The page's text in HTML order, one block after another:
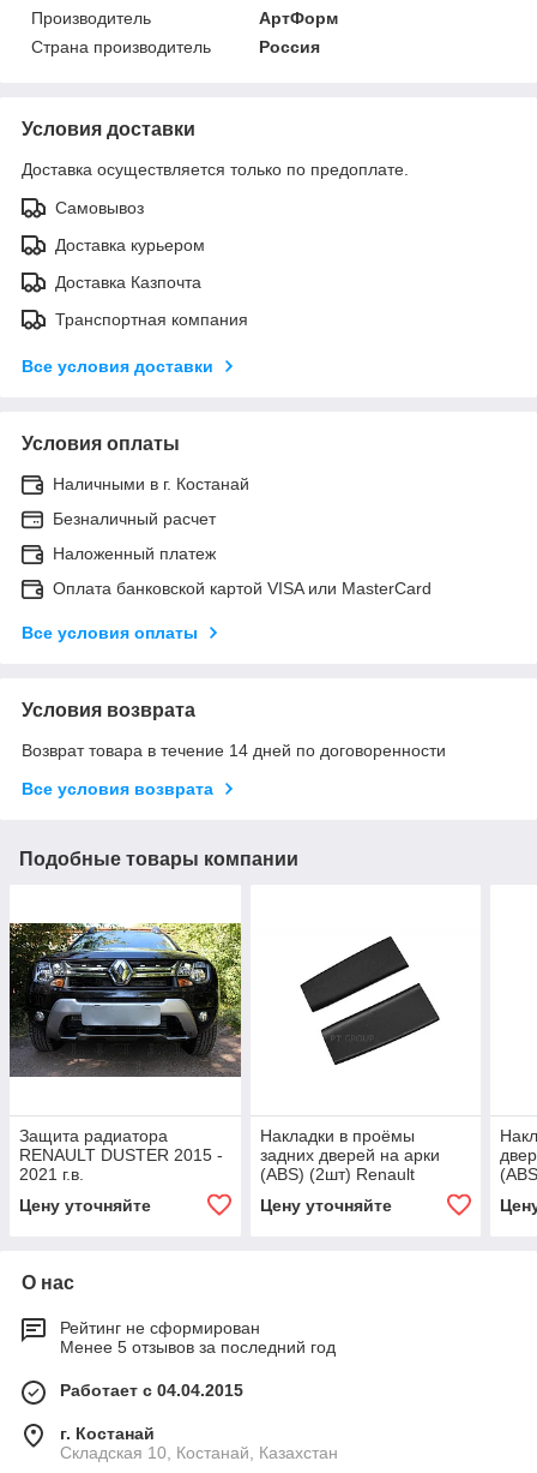
Производитель
АртФорм
Страна производитель
Россия
Условия доставки
Доставка осуществляется только по предоплате.
Самовывоз
Доставка курьером
Доставка Казпочта
Транспортная компания
Все условия доставки
Условия оплаты
Наличными в г. Костанай
Безналичный расчет
Наложенный платеж
Оплата банковской картой VISA или MasterCard
Все условия оплаты
Условия возврата
Возврат товара в течение 14 дней по договоренности
Все условия возврата
Подобные товары компании
Защита радиатора
RENAULT DUSTER 2015 -
2021 г.в.
Цену уточняйте
Накладки в проёмы
задних дверей на арки
(ABS) (2шт) Renault
Цену уточняйте
О нас
Рейтинг не сформирован
Менее 5 отзывов за последний год
Работает с 04.04.2015
г. Костанай
Складская 10, Костанай, Казахстан